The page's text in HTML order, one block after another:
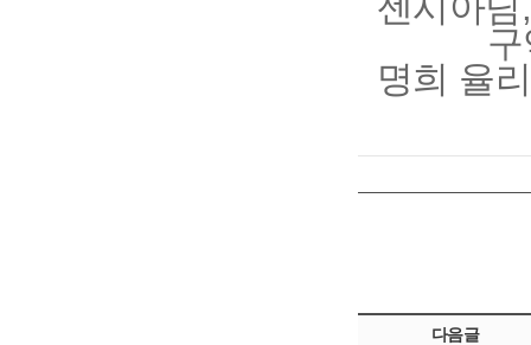
명희 율
다음글